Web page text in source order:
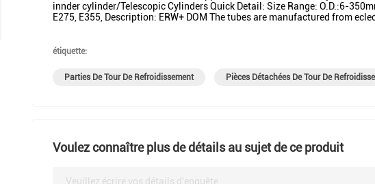
innder cylinder/Telescopic Cylinders Quick Detail: Size Range: O.D.:6-
E275, E355, Description: ERW+ DOM The tubes are manufactured from
étiquette:
Parties De Tour De Refroidissement Pièces Détachées De Tour De
Voulez connaître plus de détails au sujet de ce produit
Veuillez écrire vos détails d'enquête.